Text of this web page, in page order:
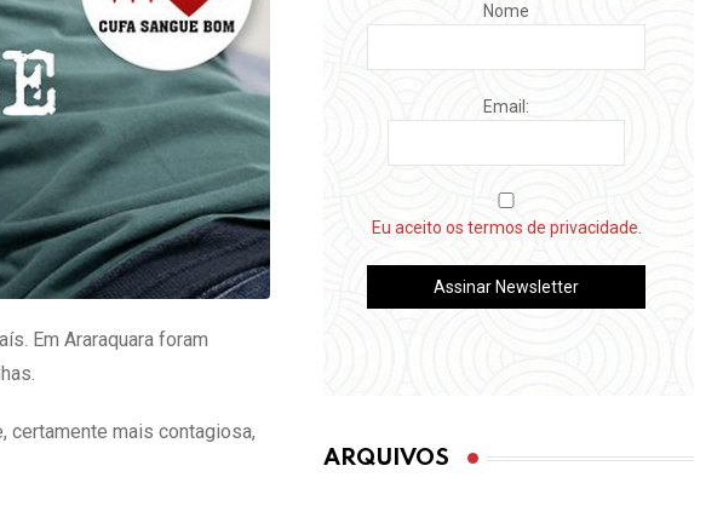
Em Araraquara foram
certamente mais contagiosa,
Nome
Email:
Eu aceito os termos de privacidade.
ARQUIVOS